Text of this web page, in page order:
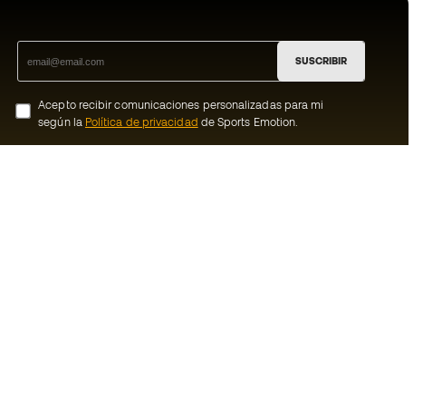
SUSCRIBIR
Acepto recibir comunicaciones personalizadas para mi
según la Política de privacidad de Sports Emotion.